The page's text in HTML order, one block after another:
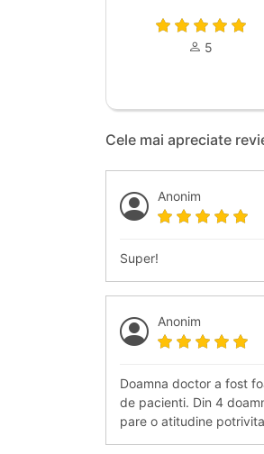
5
Cele mai apreciate
Anonim
Super!
Anonim
Doamna doctor a fost
de pacienti. Din 4
pare o atitudine